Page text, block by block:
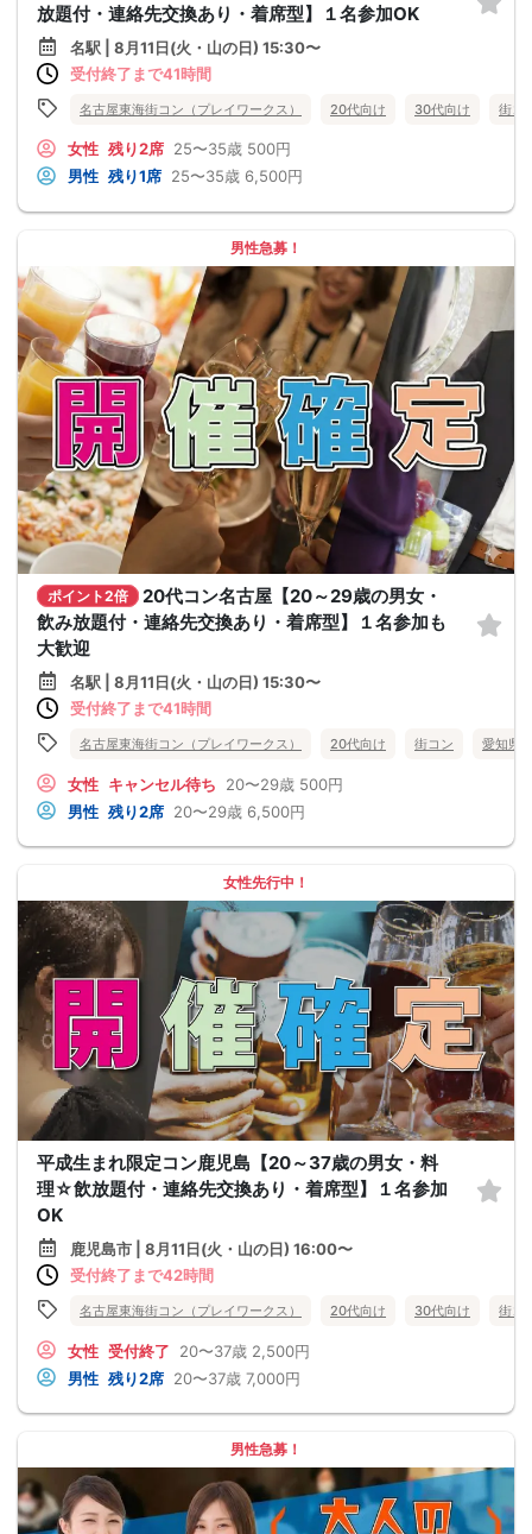
放題付・連絡先交換あり・着席型】１名参加OK
名駅 | 8月11日(火・山の日) 15:30〜
受付終了まで41時間
名古屋東海街コン（プレイワークス） 20代向け 30代向け 街コ
女性 残り2席 25〜35歳 500円
男性 残り1席 25〜35歳 6,500円
男性急募！
ポイント2倍
20代コン名古屋【20～29歳の男女・
飲み放題付・連絡先交換あり・着席型】１名参加も
大歓迎
名駅 | 8月11日(火・山の日) 15:30〜
受付終了まで41時間
名古屋東海街コン（プレイワークス） 20代向け 街コン 愛知県
女性 キャンセル待ち 20〜29歳 500円
男性 残り2席 20〜29歳 6,500円
女性先行中！
平成生まれ限定コン鹿児島【20～37歳の男女・料
理☆飲放題付・連絡先交換あり・着席型】１名参加
OK
鹿児島市 | 8月11日(火・山の日) 16:00〜
受付終了まで42時間
名古屋東海街コン（プレイワークス） 20代向け 30代向け 街コ
女性 受付終了 20〜37歳 2,500円
男性 残り2席 20〜37歳 7,000円
男性急募！